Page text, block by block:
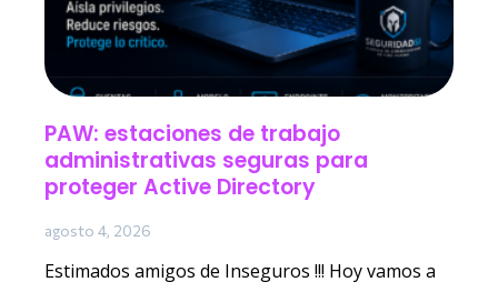
PAW: estaciones de trabajo
administrativas seguras para
proteger Active Directory
agosto 4, 2026
Estimados amigos de Inseguros !!! Hoy vamos a